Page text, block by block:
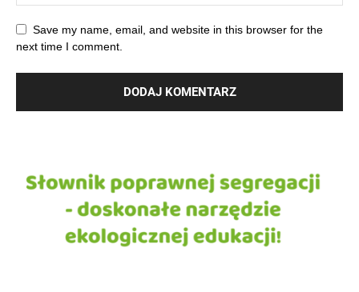
Save my name, email, and website in this browser for the
next time I comment.